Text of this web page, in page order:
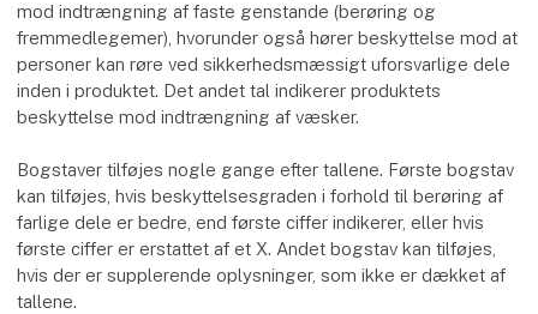
mod indtrængning af faste genstande (berøring og
fremmedlegemer), hvorunder også hører beskyttelse mod at
personer kan røre ved sikkerhedsmæssigt uforsvarlige dele
inden i produktet. Det andet tal indikerer produktets
beskyttelse mod indtrængning af væsker.
Bogstaver tilføjes nogle gange efter tallene. Første bogstav
kan tilføjes, hvis beskyttelsesgraden i forhold til berøring af
farlige dele er bedre, end første ciffer indikerer, eller hvis
første ciffer er erstattet af et X. Andet bogstav kan tilføjes,
hvis der er supplerende oplysninger, som ikke er dækket af
tallene.